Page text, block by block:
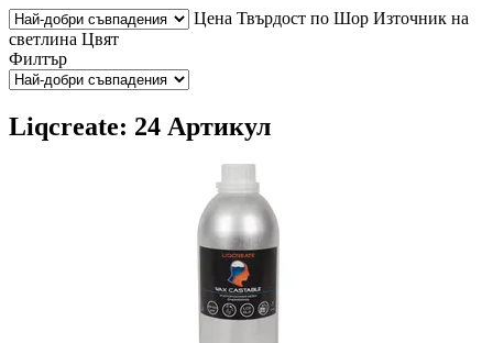
Цена Твърдост по Шор Източник на
светлина Цвят
Филтър
Liqcreate: 24 Артикул